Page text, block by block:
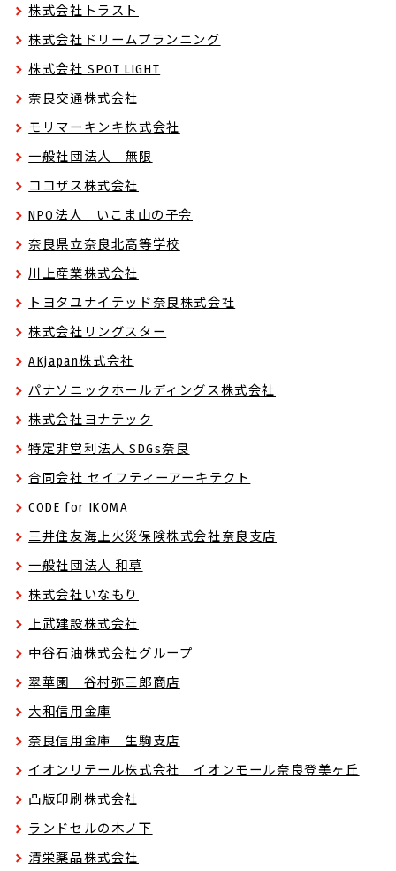
株式会社トラスト
株式会社ドリームプランニング
株式会社 SPOT LIGHT
奈良交通株式会社
モリマーキンキ株式会社
一般社団法人 無限
ココザス株式会社
NPO法人 いこま山の子会
奈良県立奈良北高等学校
川上産業株式会社
トヨタユナイテッド奈良株式会社
株式会社リングスター
AKjapan株式会社
パナソニックホールディングス株式会社
株式会社ヨナテック
特定非営利法人 SDGs奈良
合同会社 セイフティーアーキテクト
CODE for IKOMA
三井住友海上火災保険株式会社奈良支店
一般社団法人 和草
株式会社いなもり
上武建設株式会社
中谷石油株式会社グループ
翠華園 谷村弥三郎商店
大和信用金庫
奈良信用金庫 生駒支店
イオンリテール株式会社 イオンモール奈良登美ヶ丘
凸版印刷株式会社
ランドセルの木ノ下
清栄薬品株式会社